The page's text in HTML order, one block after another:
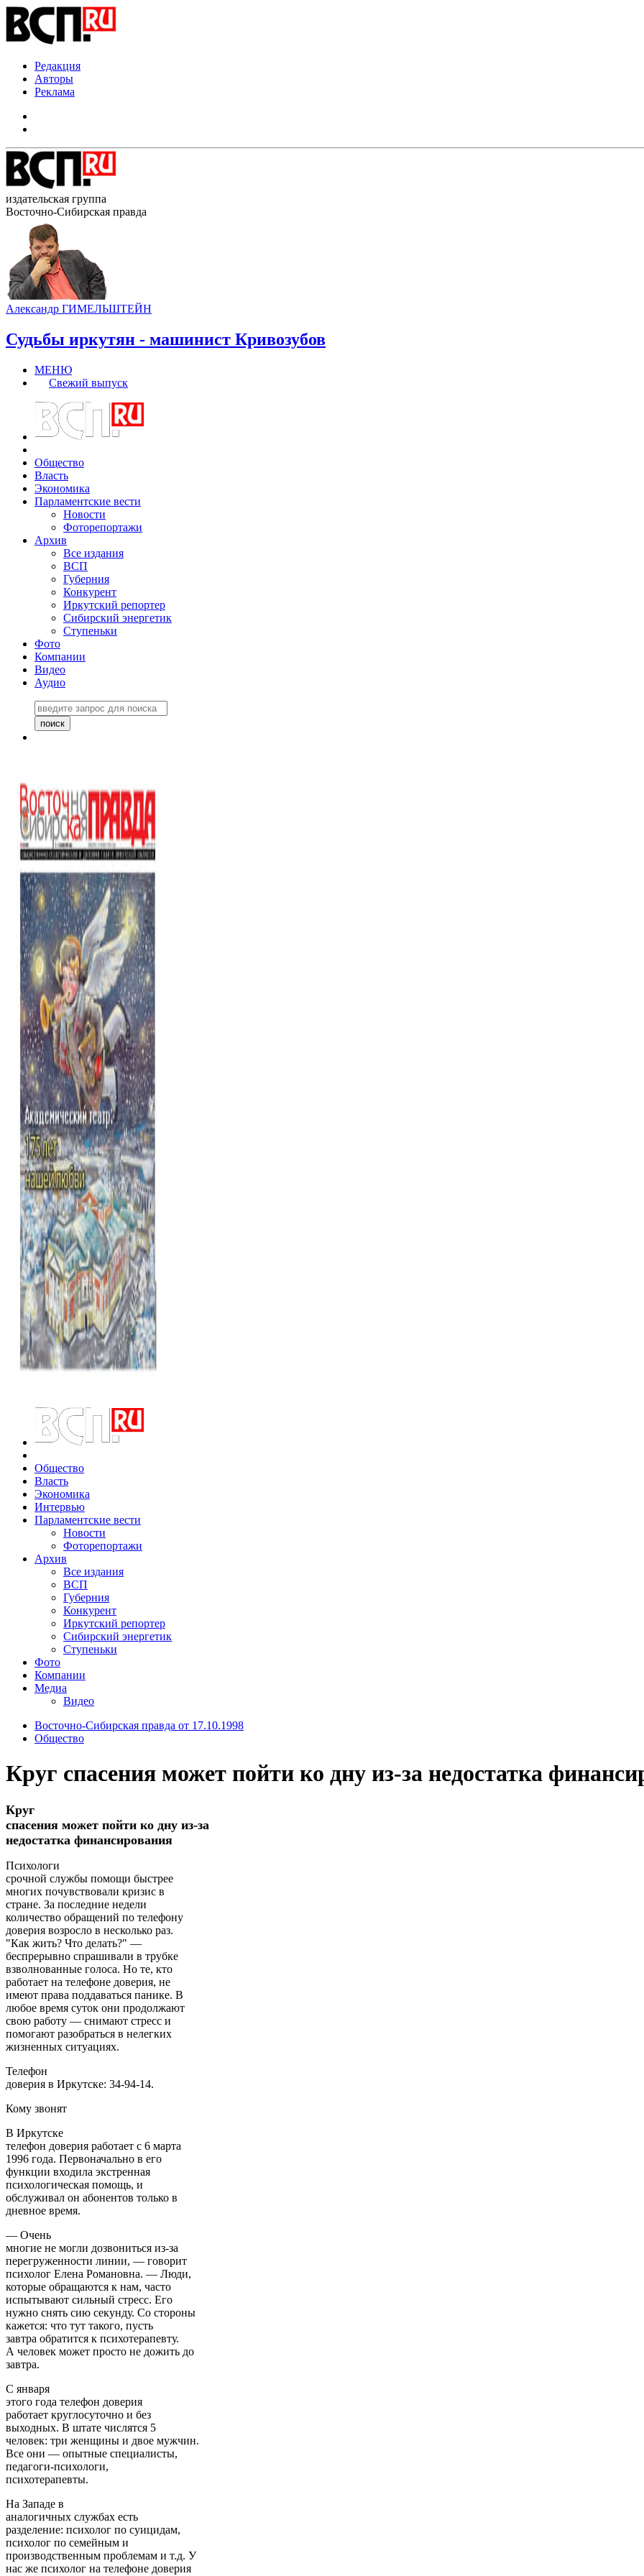
Редакция
Авторы
Реклама
издательская группа
Восточно-Сибирская правда
Александр ГИМЕЛЬШТЕЙН
Судьбы иркутян - машинист Кривозубов
МЕНЮ
Свежий выпуск
Общество
Власть
Экономика
Парламентские вести
Новости
Фоторепортажи
Архив
Все издания
ВСП
Губерния
Конкурент
Иркутский репортер
Сибирский энергетик
Ступеньки
Фото
Компании
Видео
Аудио
Общество
Власть
Экономика
Интервью
Парламентские вести
Новости
Фоторепортажи
Архив
Все издания
ВСП
Губерния
Конкурент
Иркутский репортер
Сибирский энергетик
Ступеньки
Фото
Компании
Медиа
Видео
Восточно-Сибирская правда от 17.10.1998
Общество
Круг спасения может пойти ко дну из-за недостатка
Круг
спасения может пойти ко дну из-за
недостатка финансирования
Психологи
срочной службы помощи быстрее
многих почувствовали кризис в
стране. За последние недели
количество обращений по телефону
доверия возросло в несколько раз.
"Как жить? Что делать?" —
беспрерывно спрашивали в трубке
взволнованные голоса. Но те, кто
работает на телефоне доверия, не
имеют права поддаваться панике. В
любое время суток они продолжают
свою работу — снимают стресс и
помогают разобраться в нелегких
жизненных ситуациях.
Телефон
доверия в Иркутске: 34-94-14.
Кому звонят
В Иркутске
телефон доверия работает с 6 марта
1996 года. Первоначально в его
функции входила экстренная
психологическая помощь, и
обслуживал он абонентов только в
дневное время.
— Очень
многие не могли дозвониться из-за
перегруженности линии, — говорит
психолог Елена Романовна. — Люди,
которые обращаются к нам, часто
испытывают сильный стресс. Его
нужно снять сию секунду. Со стороны
кажется: что тут такого, пусть
завтра обратится к психотерапевту.
А человек может просто не дожить до
завтра.
С января
этого года телефон доверия
работает круглосуточно и без
выходных. В штате числятся 5
человек: три женщины и двое мужчин.
Все они — опытные специалисты,
педагоги-психологи,
психотерапевты.
На Западе в
аналогичных службах есть
разделение: психолог по суицидам,
психолог по семейным и
производственным проблемам и т.д. У
нас же психолог на телефоне доверия